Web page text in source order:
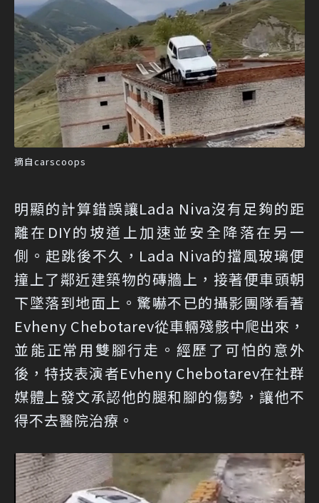
摘自carscoops
明顯的計算錯誤讓Lada Niva沒有足夠的距
離在DIY的坡道上加速並安全降落在另一
側。起跳後不久，Lada Niva的擋風玻璃便
撞上了鄰近建築物的磚牆上，接著便車頭朝
下墜落到地面上。驚嚇不已的攝影團隊看著
Evheny Chebotarev從車輛殘骸中爬出來，
並能正常用雙腳行走。經歷了可怕的意外
後，特技表演者Evheny Chebotarev在社群
媒體上發文承認他的腿和腳的傷勢，讓他不
得不去醫院治療。